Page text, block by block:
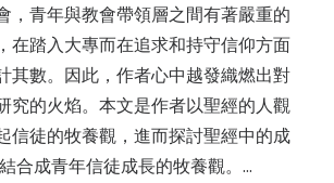
，青年與教會帶領層之間有著嚴重的
在踏入大專而在追求和持守信仰方面
其數。因此，作者心中越發織燃出對
究的火焰。本文是作者以聖經的人觀
信徒的牧養觀，進而探討聖經中的成
合成青年信徒成長的牧養觀。…